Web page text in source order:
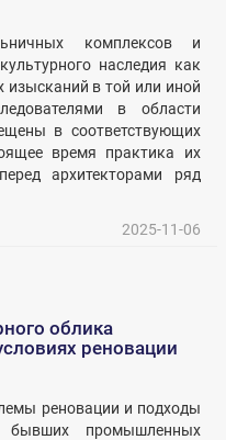
комплексов и
наследия как
изысканий в той или иной
в области
в соответствующих
время практика их
архитекторами ряд
2025-11-06
облика
реновации
реновации и подходы
бывших промышленных